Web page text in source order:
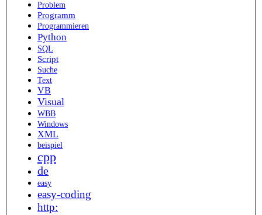
Problem
Programm
Programmieren
Python
SQL
Script
Suche
Text
VB
Visual
WBB
Windows
XML
beispiel
cpp
de
easy
easy-coding
http: